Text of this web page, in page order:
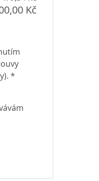
Kč
*